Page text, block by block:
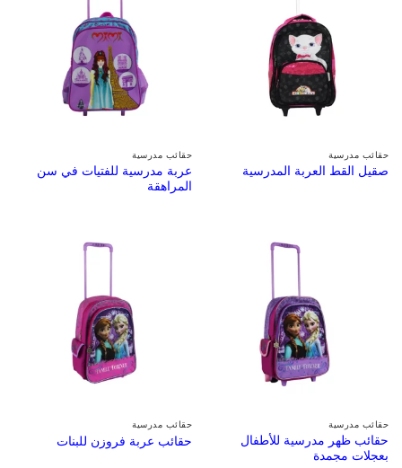
حقائب مدرسية
صقيل القط العربة المدرسية
حقائب مدرسية
عربة مدرسية للفتيات في سن
المراهقة
حقائب مدرسية
حقائب ظهر مدرسية للأطفال
بعجلات مجمدة
حقائب مدرسية
حقائب عربة فروزن للبنات